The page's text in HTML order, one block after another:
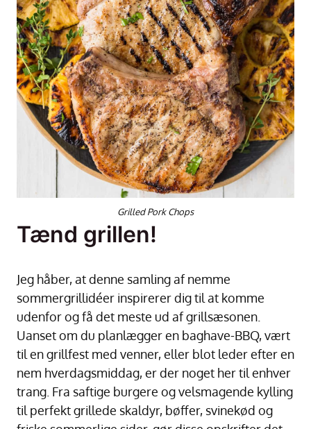
Grilled Pork Chops
Tænd grillen!
Jeg håber, at denne samling af nemme
sommergrillidéer inspirerer dig til at komme
udenfor og få det meste ud af grillsæsonen.
Uanset om du planlægger en baghave-BBQ, vært
til en grillfest med venner, eller blot leder efter en
nem hverdagsmiddag, er der noget her til enhver
trang. Fra saftige burgere og velsmagende kylling
til perfekt grillede skaldyr, bøffer, svinekød og